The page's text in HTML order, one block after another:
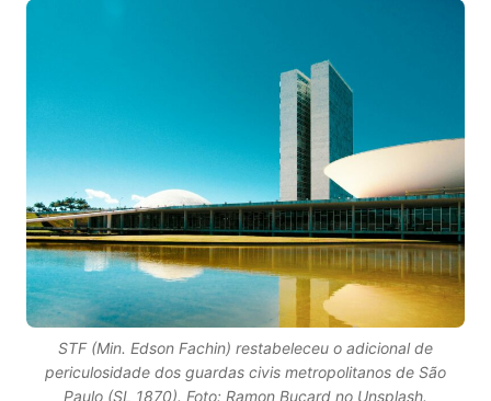
STF (Min. Edson Fachin) restabeleceu o adicional de
periculosidade dos guardas civis metropolitanos de São
Paulo (SL 1870). Foto: Ramon Buçard no Unsplash.